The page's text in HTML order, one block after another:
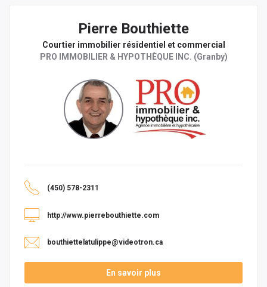
Pierre Bouthiette
Courtier immobilier résidentiel et commercial
PRO IMMOBILIER & HYPOTHÈQUE INC. (Granby)
(450) 578-2311
http://www.pierrebouthiette.com
bouthiettelatulippe@videotron.ca
En savoir plus